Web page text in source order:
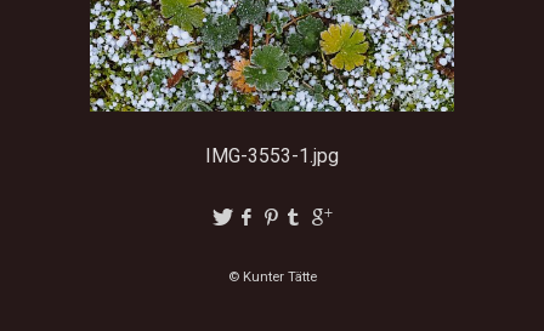
IMG-3553-1.jpg
© Kunter Tätte